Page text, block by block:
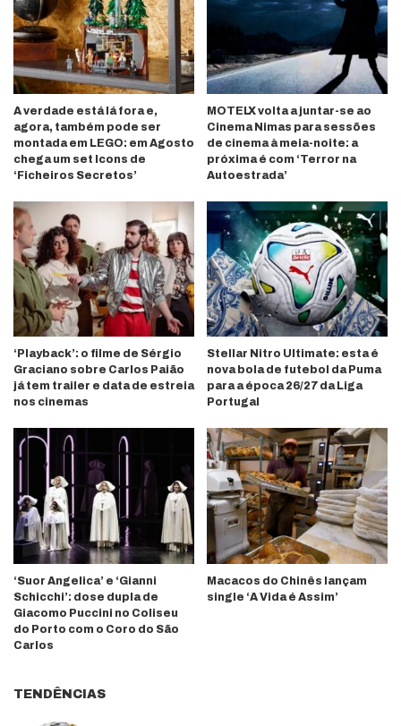
A verdade está lá fora e,
agora, também pode ser
montada em LEGO: em Agosto
chega um set Icons de
‘Ficheiros Secretos’
MOTELX volta a juntar-se ao
Cinema Nimas para sessões
de cinema à meia-noite: a
próxima é com ‘Terror na
Autoestrada’
‘Playback’: o filme de Sérgio
Graciano sobre Carlos Paião
já tem trailer e data de estreia
nos cinemas
Stellar Nitro Ultimate: esta é
nova bola de futebol da Puma
para a época 26/27 da Liga
Portugal
‘Suor Angelica’ e ‘Gianni
Schicchi’: dose dupla de
Giacomo Puccini no Coliseu
do Porto com o Coro do São
Carlos
Macacos do Chinês lançam
single ‘A Vida é Assim’
TENDÊNCIAS